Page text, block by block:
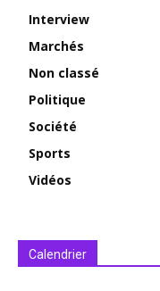
Interview
Marchés
Non classé
Politique
Société
Sports
Vidéos
Calendrier